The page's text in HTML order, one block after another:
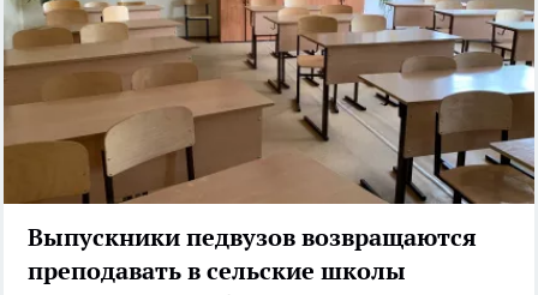
Выпускники педвузов возвращаются
преподавать в сельские школы